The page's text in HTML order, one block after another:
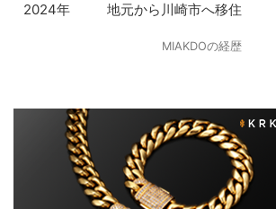
2024年 地元から川崎市へ移住
MIAKDOの経歴